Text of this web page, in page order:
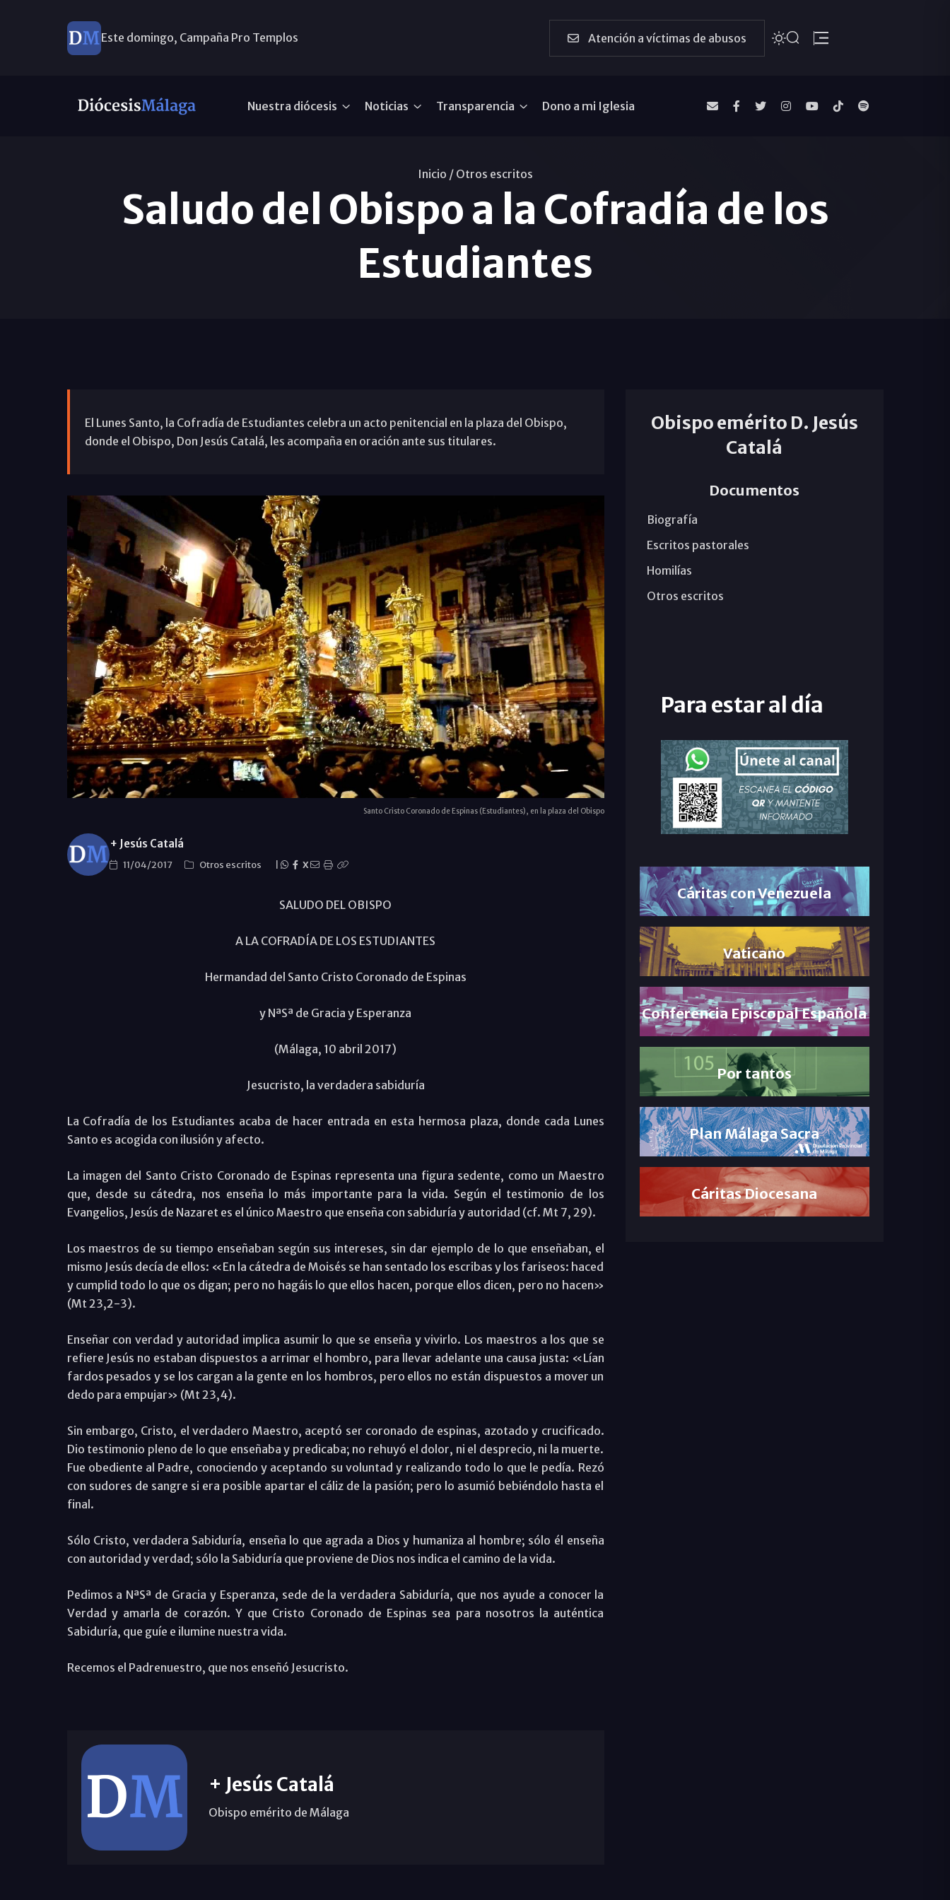
Este domingo, Campaña Pro Templos Atención a víctimas de abusos
Nuestra diócesis Noticias Transparencia Dono a mi Iglesia
Inicio / Otros escritos
Saludo del Obispo a la Cofradía de los
Estudiantes
El Lunes Santo, la Cofradía de Estudiantes celebra un acto penitencial en la plaza del Obispo,
donde el Obispo, Don Jesús Catalá, les acompaña en oración ante sus titulares.
Santo Cristo Coronado de Espinas (Estudiantes), en la plaza del Obispo
+ Jesús Catalá
11/04/2017 Otros escritos X
SALUDO DEL OBISPO
A LA COFRADÍA DE LOS ESTUDIANTES
Hermandad del Santo Cristo Coronado de Espinas
y NªSª de Gracia y Esperanza
(Málaga, 10 abril 2017)
Jesucristo, la verdadera sabiduría
La Cofradía de los Estudiantes acaba de hacer entrada en esta hermosa plaza, donde cada Lunes
Santo es acogida con ilusión y afecto.
La imagen del Santo Cristo Coronado de Espinas representa una figura sedente, como un Maestro
que, desde su cátedra, nos enseña lo más importante para la vida. Según el testimonio de los
Evangelios, Jesús de Nazaret es el único Maestro que enseña con sabiduría y autoridad (cf. Mt 7, 29).
Los maestros de su tiempo enseñaban según sus intereses, sin dar ejemplo de lo que enseñaban, el
mismo Jesús decía de ellos: «En la cátedra de Moisés se han sentado los escribas y los fariseos: haced
y cumplid todo lo que os digan; pero no hagáis lo que ellos hacen, porque ellos dicen, pero no hacen»
(Mt 23,2-3).
Enseñar con verdad y autoridad implica asumir lo que se enseña y vivirlo. Los maestros a los que se
refiere Jesús no estaban dispuestos a arrimar el hombro, para llevar adelante una causa justa: «Lían
fardos pesados y se los cargan a la gente en los hombros, pero ellos no están dispuestos a mover un
dedo para empujar» (Mt 23,4).
Sin embargo, Cristo, el verdadero Maestro, aceptó ser coronado de espinas, azotado y crucificado.
Dio testimonio pleno de lo que enseñaba y predicaba; no rehuyó el dolor, ni el desprecio, ni la muerte.
Fue obediente al Padre, conociendo y aceptando su voluntad y realizando todo lo que le pedía. Rezó
con sudores de sangre si era posible apartar el cáliz de la pasión; pero lo asumió bebiéndolo hasta el
final.
Sólo Cristo, verdadera Sabiduría, enseña lo que agrada a Dios y humaniza al hombre; sólo él enseña
con autoridad y verdad; sólo la Sabiduría que proviene de Dios nos indica el camino de la vida.
Pedimos a NªSª de Gracia y Esperanza, sede de la verdadera Sabiduría, que nos ayude a conocer la
Verdad y amarla de corazón. Y que Cristo Coronado de Espinas sea para nosotros la auténtica
Sabiduría, que guíe e ilumine nuestra vida.
Recemos el Padrenuestro, que nos enseñó Jesucristo.
+ Jesús Catalá
Obispo emérito de Málaga
Obispo emérito D. Jesús
Catalá
Documentos
Biografía
Escritos pastorales
Homilías
Otros escritos
Para estar al día
Cáritas con Venezuela
Vaticano
Conferencia Episcopal Española
Por tantos
Plan Málaga Sacra
Cáritas Diocesana